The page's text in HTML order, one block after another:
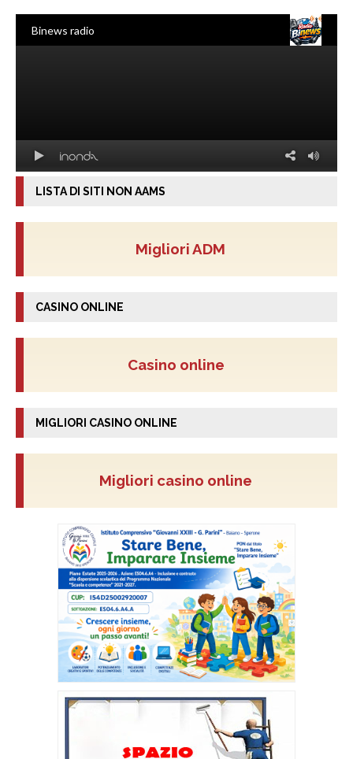
LISTA DI SITI NON AAMS
Migliori ADM
CASINO ONLINE
Casino online
MIGLIORI CASINO ONLINE
Migliori casino online